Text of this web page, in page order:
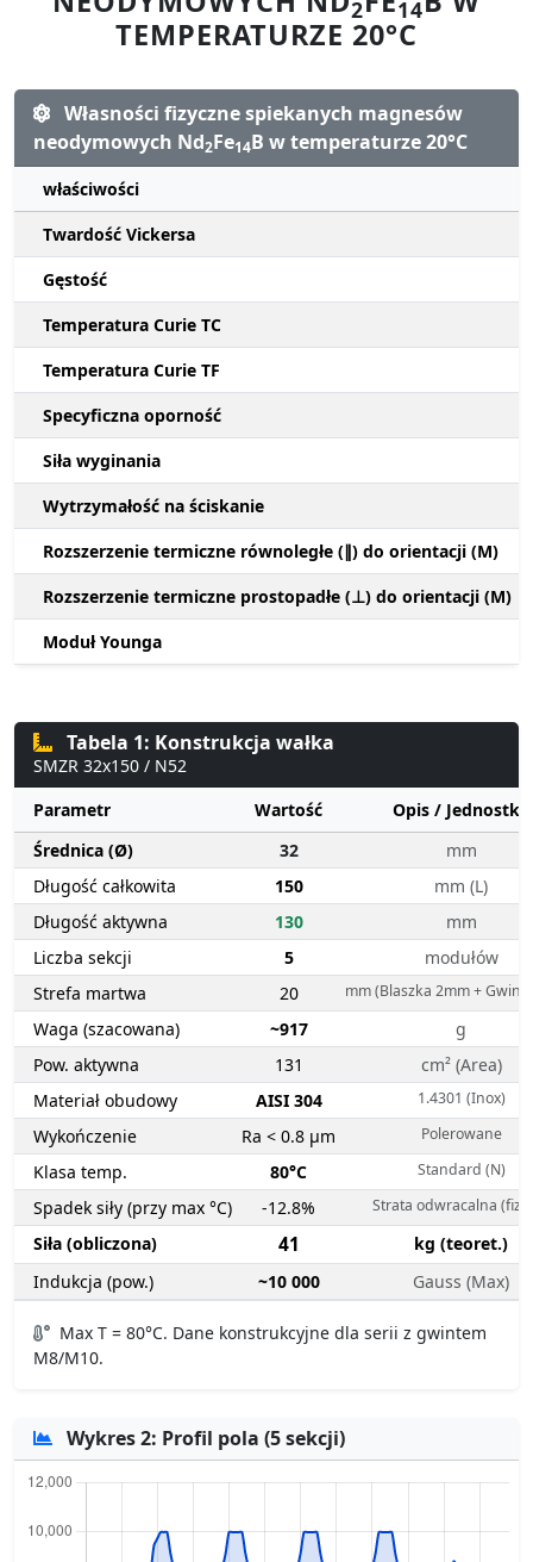
2 14
TEMPERATURZE 20°C
Własności fizyczne spiekanych magnesów
neodymowych Nd2Fe14B w temperaturze 20°C
właściwości
Twardość Vickersa
Gęstość
Temperatura Curie TC
Temperatura Curie TF
Specyficzna oporność
Siła wyginania
Wytrzymałość na ściskanie
Rozszerzenie termiczne równoległe (∥) do orientacji (M)
Rozszerzenie termiczne prostopadłe (⊥) do orientacji (M)
Moduł Younga
Tabela 1: Konstrukcja wałka
SMZR 32x150 / N52
Parametr
Wartość
Opis / Jednostka
Średnica (Ø)
32
mm
Długość całkowita
150
mm (L)
Długość aktywna
130
mm
Liczba sekcji
5
modułów
Strefa martwa
20 mm (Blaszka 2mm + Gwint
Waga (szacowana) ~917
g
Pow. aktywna
131
cm² (Area)
Materiał obudowy
AISI 304 1.4301 (Inox)
Wykończenie Ra < 0.8 µm Polerowane
Klasa temp. 80°C Standard (N)
Spadek siły (przy max °C) -12.8% Strata odwracalna
Siła (obliczona) 41
kg (teoret.)
Indukcja (pow.)
~10 000 Gauss (Max)
Max T = 80°C. Dane konstrukcyjne dla serii z gwintem
M8/M10.
Wykres 2: Profil pola (5 sekcji)